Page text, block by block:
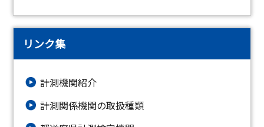
リンク集
計測機関紹介
計測関係機関の取扱種類